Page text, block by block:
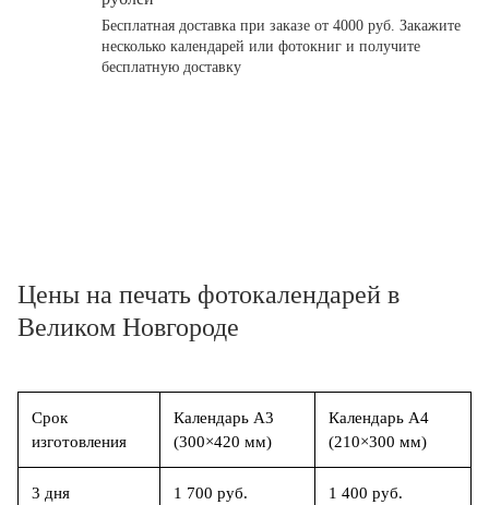
Бесплатная доставка при заказе от 4000 руб. Закажите
несколько календарей или фотокниг и получите
бесплатную доставку
Цены на печать фотокалендарей в
Великом Новгороде
Срок
изготовления
Календарь А3
(300×420 мм)
Календарь А4
(210×300 мм)
3 дня
1 700 руб. 1 400 руб.